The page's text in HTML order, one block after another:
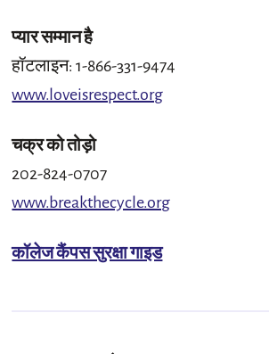
प्यार सम्मान है
हॉटलाइन: 1-866-331-9474
www.loveisrespect.org
चक्र को तोड़ो
202-824-0707
www.breakthecycle.org
कॉलेज कैंपस सुरक्षा गाइड